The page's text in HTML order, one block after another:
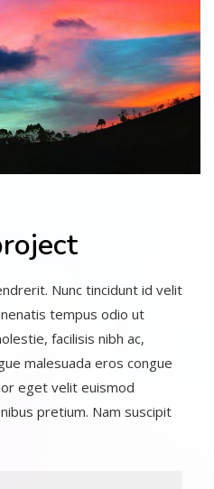
Nunc tincidunt id velit
tempus odio ut
facilisis nibh ac,
malesuada eros congue
eget velit euismod
pretium. Nam suscipit